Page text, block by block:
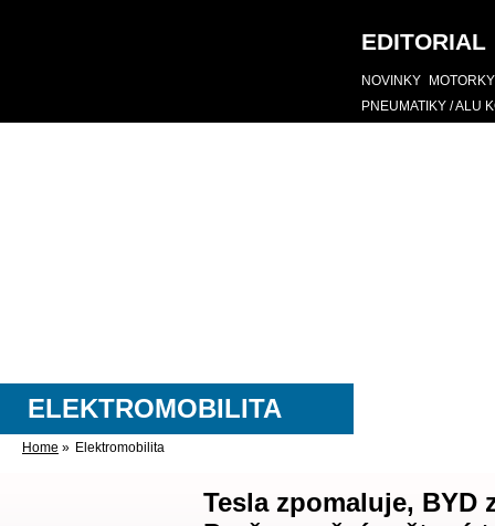
EDITORIAL
NOVINKY
MOTORKY
PNEUMATIKY / ALU
ELEKTROMOBILITA
Home » Elektromobilita
Tesla zpomaluje, BYD